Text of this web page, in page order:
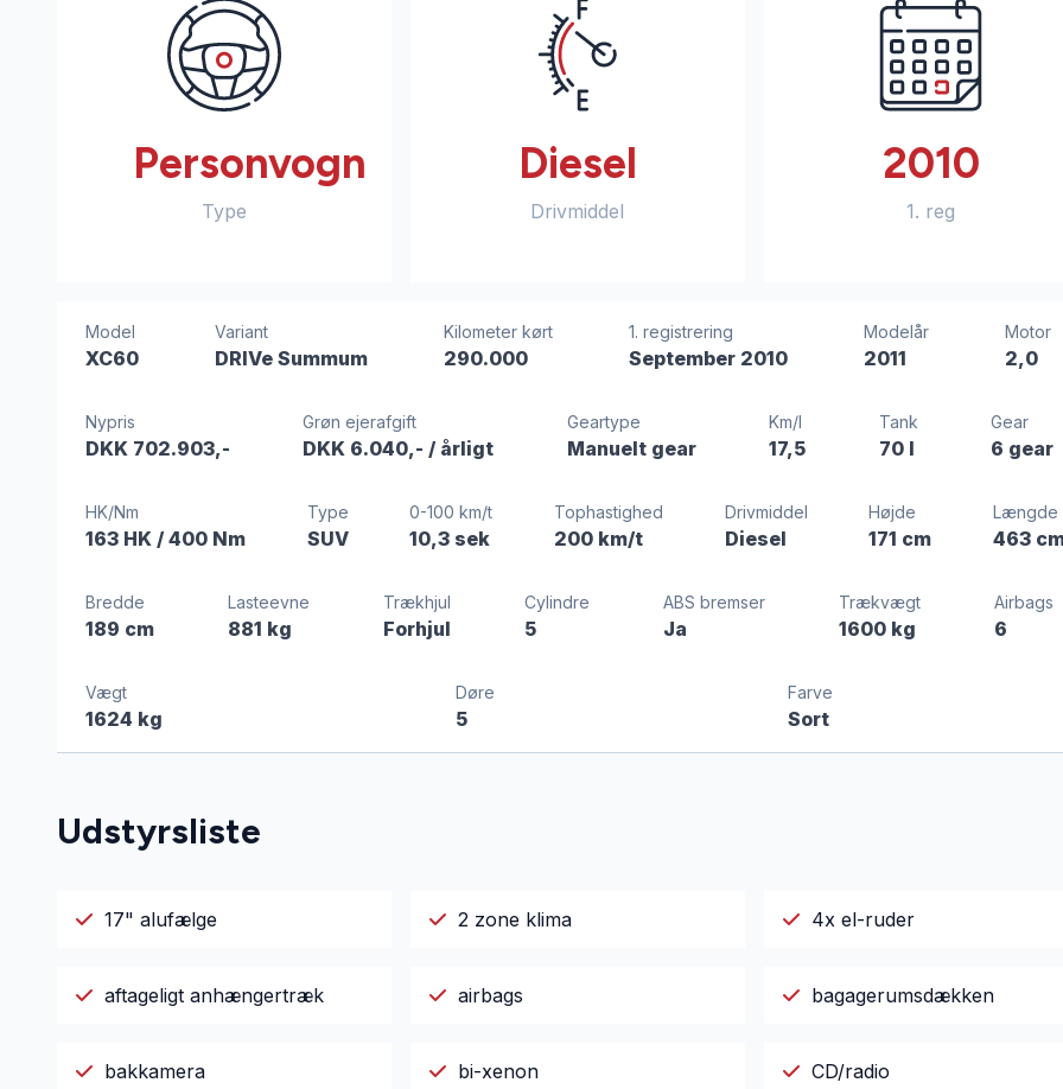
Personvogn
Type
Diesel
Drivmiddel
2010
1. reg
Model
XC60
Variant
DRIVe Summum
Kilometer kørt
290.000
1. registrering
September 2010
Modelår
2011
Motor
2,0
Nypris
DKK 702.903,-
Grøn ejerafgift
DKK 6.040,-/ årligt
Geartype
Manuelt gear
Km/l
17,5
Tank
70 l
Gear
6 gear
HK/Nm
163 HK / 400 Nm
Type
SUV
0-100 km/t
10,3 sek
Tophastighed
200 km/t
Drivmiddel
Diesel
Højde
171 cm
Længde
463
Bredde
189 cm
Lasteevne
881 kg
Trækhjul
Forhjul
Cylindre
5
ABS bremser
Ja
Trækvægt
1600 kg
Airbags
6
Vægt
1624 kg
Døre
5
Farve
Sort
Udstyrsliste
17" alufælge 2 zone klima 4x el-ruder
aftageligt anhængertræk airbags bagagerumsdækken
bakkamera bi-xenon CD/radio